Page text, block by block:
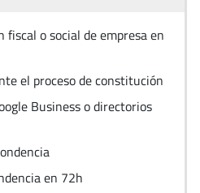
fiscal o social de empresa en
el proceso de constitución
Business o directorios
en 72h